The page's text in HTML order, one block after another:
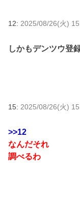
12: 2025/08/26(火)
しかもデンツウ登
15: 2025/08/26(火)
>>12
なんだそれ
調べるわ